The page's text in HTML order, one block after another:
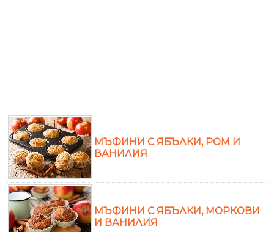
МЪФИНИ С ЯБЪЛКИ, РОМ И
ВАНИЛИЯ
МЪФИНИ С ЯБЪЛКИ, МОРКОВИ
И ВАНИЛИЯ